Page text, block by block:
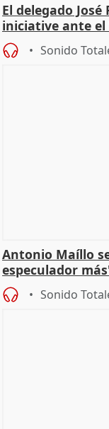
El delegado
iniciative ante
hogar en Madri
Sonido
Antonio Maíllo
especulador
Becerril
Sonido